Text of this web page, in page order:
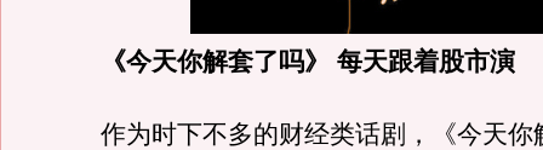
《今天你解套了吗》 每天跟着股市演
作为时下不多的财经类话剧，《今天你